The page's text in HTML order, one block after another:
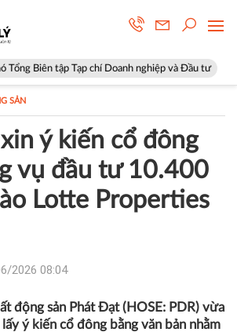
Tạp chí Doanh nghiệp và Đầu tư Hà Nội:
SẢN
ý kiến cổ đông
vụ đầu tư 10.400
Lotte Properties
2026 08:04
động sản Phát Đạt (HOSE: PDR) vừa
ý kiến cổ đông bằng văn bản nhằm